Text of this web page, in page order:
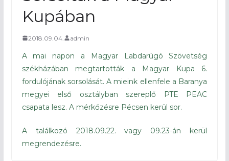
Kupában
2018.09.04. admin
A mai napon a Magyar Labdarúgó Szövetség
székházában megtartották a Magyar Kupa 6.
fordulójának sorsolását. A mieink ellenfele a Baranya
megyei első osztályban szereplő PTE PEAC
csapata lesz. A mérkőzésre Pécsen kerül sor.
A találkozó 2018.09.22. vagy 09.23-án kerül
megrendezésre.